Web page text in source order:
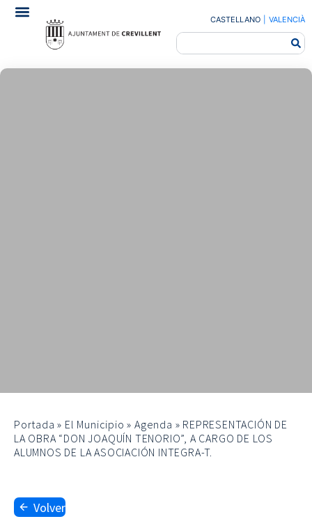
CASTELLANO VALENCIÀ
Portada » El Municipio »Agenda » REPRESENTACIÓN DE
LA OBRA “DON JOAQUÍN TENORIO”, A CARGO DE LOS
ALUMNOS DE LA ASOCIACIÓN INTEGRA-T.
Volver